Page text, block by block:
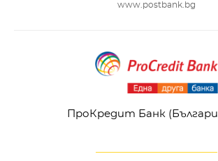
www.postbank.bg
ПроКредит Банк